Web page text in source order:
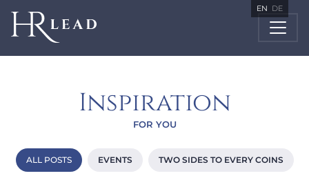
EN DE
Inspiration
FOR YOU
ALL POSTS EVENTS TWO SIDES TO EVERY COINS